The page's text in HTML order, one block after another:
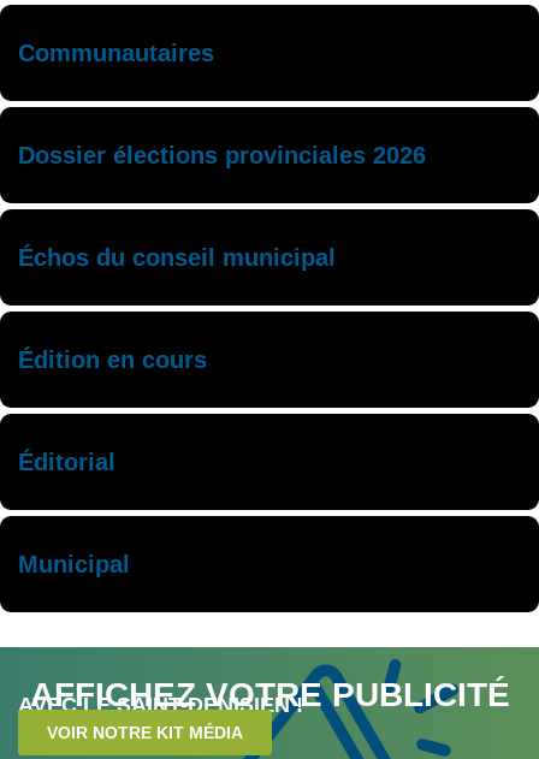
Communautaires
Dossier élections provinciales 2026
Échos du conseil municipal
Édition en cours
Éditorial
Municipal
AFFICHEZ VOTRE PUBLICITÉ
AVEC LE SAINT-DENISIEN !
VOIR NOTRE KIT MÉDIA